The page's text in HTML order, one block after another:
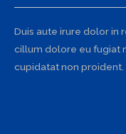
Duis aute irure dolor in
cillum dolore eu fugiat
cupidatat non proident.